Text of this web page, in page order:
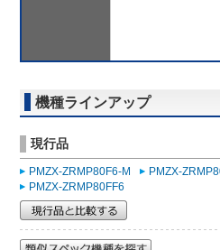
機種ラインアップ
現行品
PMZX-ZRMP80F6-M PMZX-
PMZX-ZRMP80FF6